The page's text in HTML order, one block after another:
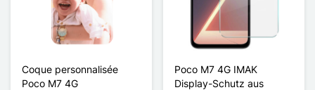
Coque personnalisée
Poco M7 4G
Poco M7 4G IMAK
Display-Schutz aus